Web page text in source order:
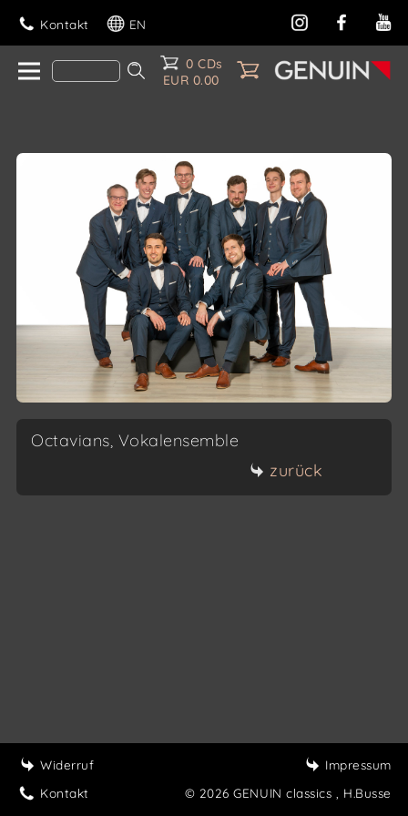
Kontakt EN
0 CDs
EUR 0.00
Octavians, Vokalensemble
zurück
Widerruf
Kontakt
Impressum
© 2026 GENUIN classics
, H.Busse